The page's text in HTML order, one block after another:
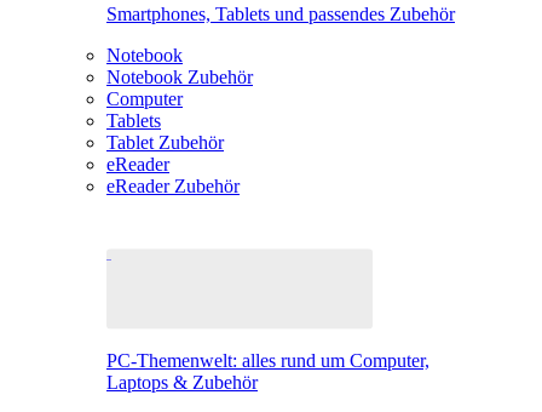
Smartphones, Tablets und passendes Zubehör
Notebook
Notebook Zubehör
Computer
Tablets
Tablet Zubehör
eReader
eReader Zubehör
PC-Themenwelt: alles rund um Computer,
Laptops & Zubehör